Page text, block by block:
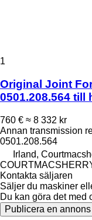
1
Original Joint
0501.208.564 till
760 € ≈ 8 332 kr
Annan transmission
0501.208.564
Irland,
Kontakta säljaren
Säljer du maskiner
Du kan göra det med
Publicera en annons